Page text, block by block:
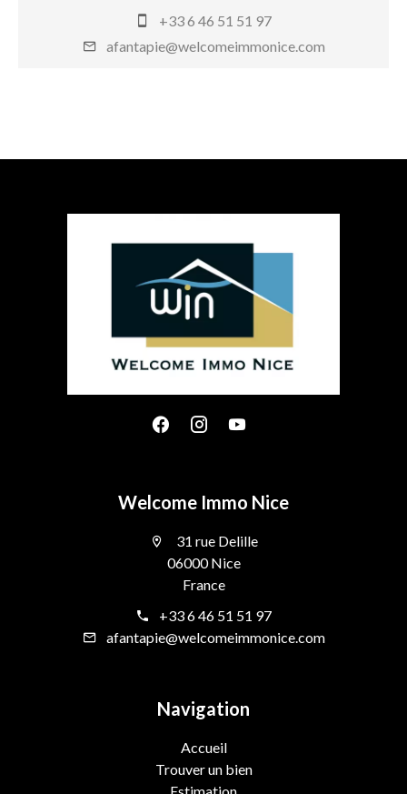
+33 6 46 51 51 97
afantapie@welcomeimmonice.com
Welcome Immo Nice
31 rue Delille
06000 Nice
France
+33 6 46 51 51 97
afantapie@welcomeimmonice.com
Navigation
Accueil
Trouver un bien